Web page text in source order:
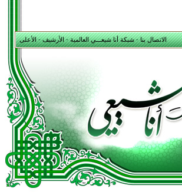
الاتصال بنا-شبكة أنا شيعـــي العالمية-الأرشيف-الأعلى